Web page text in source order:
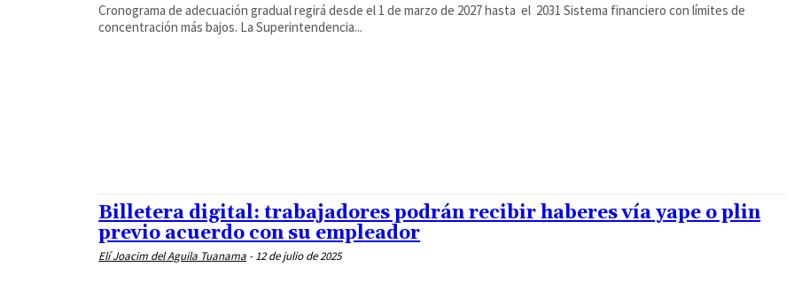
Cronograma de adecuación gradual regirá desde el 1 de marzo de 2027 hasta el 2031 Sistema financiero con límites de
concentración más bajos. La Superintendencia...
Billetera digital: trabajadores podrán recibir haberes vía yape o plin
previo acuerdo con su empleador
Elí Joacim del Aguila Tuanama - 12 de julio de 2025